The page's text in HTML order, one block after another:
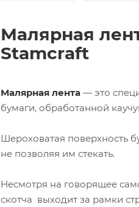
Малярная
Stamcraft
Малярная лента — это
бумаги, обработанной
Шероховатая поверхность
не позволяя им стекать.
Несмотря на говорящее
скотча выходит за рамки